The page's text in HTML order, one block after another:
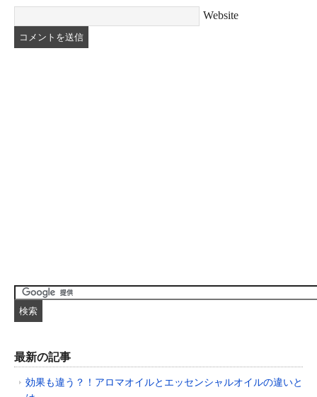
Website
最新の記事
効果も違う？！アロマオイルとエッセンシャルオイルの違いと